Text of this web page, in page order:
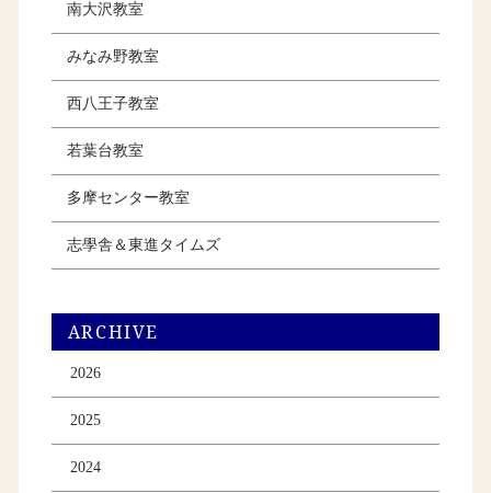
南大沢教室
みなみ野教室
西八王子教室
若葉台教室
多摩センター教室
志學舎＆東進タイムズ
ARCHIVE
2026
2025
2024